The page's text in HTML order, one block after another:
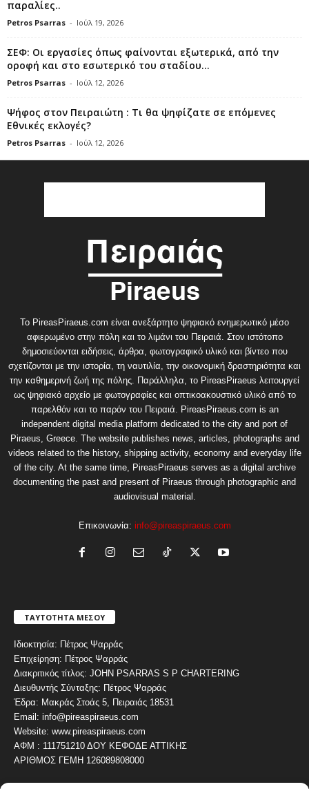
παραλίες..
Petros Psarras - Ιούλ 19, 2026
ΣΕΦ: Οι εργασίες όπως φαίνονται εξωτερικά, από την
οροφή και στο εσωτερικό του σταδίου...
Petros Psarras - Ιούλ 12, 2026
Ψήφος στον Πειραιώτη : Τι θα ψηφίζατε σε επόμενες
Εθνικές εκλογές?
Petros Psarras - Ιούλ 12, 2026
Το PireasPiraeus.com είναι ανεξάρτητο ψηφιακό ενημερωτικό μέσο
αφιερωμένο στην πόλη και το λιμάνι του Πειραιά. Στον ιστότοπο
δημοσιεύονται ειδήσεις, άρθρα, φωτογραφικό υλικό και βίντεο που
σχετίζονται με την ιστορία, τη ναυτιλία, την οικονομική δραστηριότητα και
την καθημερινή ζωή της πόλης. Παράλληλα, το PireasPiraeus λειτουργεί
ως ψηφιακό αρχείο με φωτογραφίες και οπτικοακουστικό υλικό από το
παρελθόν και το παρόν του Πειραιά. PireasPiraeus.com is an
independent digital media platform dedicated to the city and port of
Piraeus, Greece. The website publishes news, articles, photographs and
videos related to the history, shipping activity, economy and everyday life
of the city. At the same time, PireasPiraeus serves as a digital archive
documenting the past and present of Piraeus through photographic and
audiovisual material.
Επικοινωνία: info@pireaspiraeus.com
ΤΑΥΤΟΤΗΤΑ ΜΕΣΟΥ
Ιδιοκτησία: Πέτρος Ψαρράς
Επιχείρηση: Πέτρος Ψαρράς
Διακριτικός τίτλος: JOHN PSARRAS S P CHARTERING
Διευθυντής Σύνταξης: Πέτρος Ψαρράς
Έδρα: Μακράς Στοάς 5, Πειραιάς 18531
Email: info@pireaspiraeus.com
Website: www.pireaspiraeus.com
ΑΦΜ : 111751210 ΔΟΥ ΚΕΦΟΔΕ ΑΤΤΙΚΗΣ
ΑΡΙΘΜΟΣ ΓΕΜΗ 126089808000